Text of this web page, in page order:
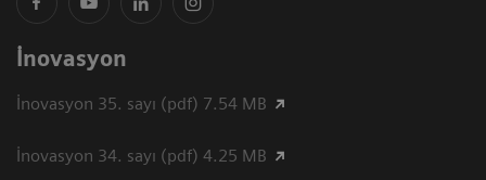
İnovasyon
İnovasyon 35. sayı (pdf) 7.54 MB
İnovasyon 34. sayı (pdf) 4.25 MB